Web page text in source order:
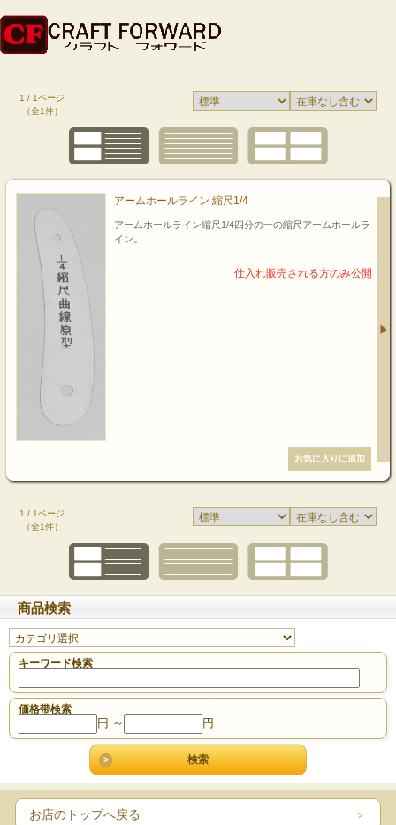
1 / 1ページ
（全1件）
アームホールライン 縮尺1/4
アームホールライン縮尺1/4四分の一の縮尺アームホールラ
イン。
1 / 1ページ
（全1件）
商品検索
キーワード検索
価格帯検索
円 ～ 円
お店のトップへ戻る